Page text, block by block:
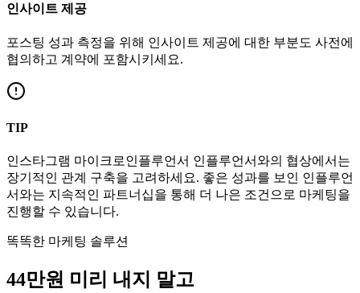
인사이트 제공
포스팅 성과 측정을 위해 인사이트 제공에 대한 부분도 사전에
협의하고 계약에 포함시키세요.
TIP
인스타그램 마이크로인플루언서 인플루언서와의 협상에서는
장기적인 관계 구축을 고려하세요. 좋은 성과를 보인 인플루언
서와는 지속적인 파트너십을 통해 더 나은 조건으로 마케팅을
진행할 수 있습니다.
똑똑한 마케팅 솔루션
44만원 미리 내지 말고